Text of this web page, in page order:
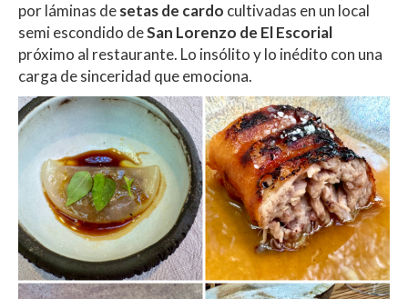
por láminas desetas de cardo cultivadas en un local
semi escondido deSan Lorenzo de El Escorial
próximo al restaurante. Lo insólito y lo inédito con una
carga de sinceridad que emociona.